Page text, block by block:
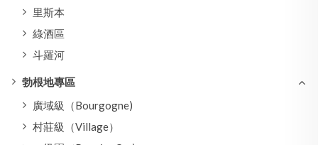
里斯本
綠酒區
斗羅河
勃根地專區
廣域級（Bourgogne)
村莊級（Village）